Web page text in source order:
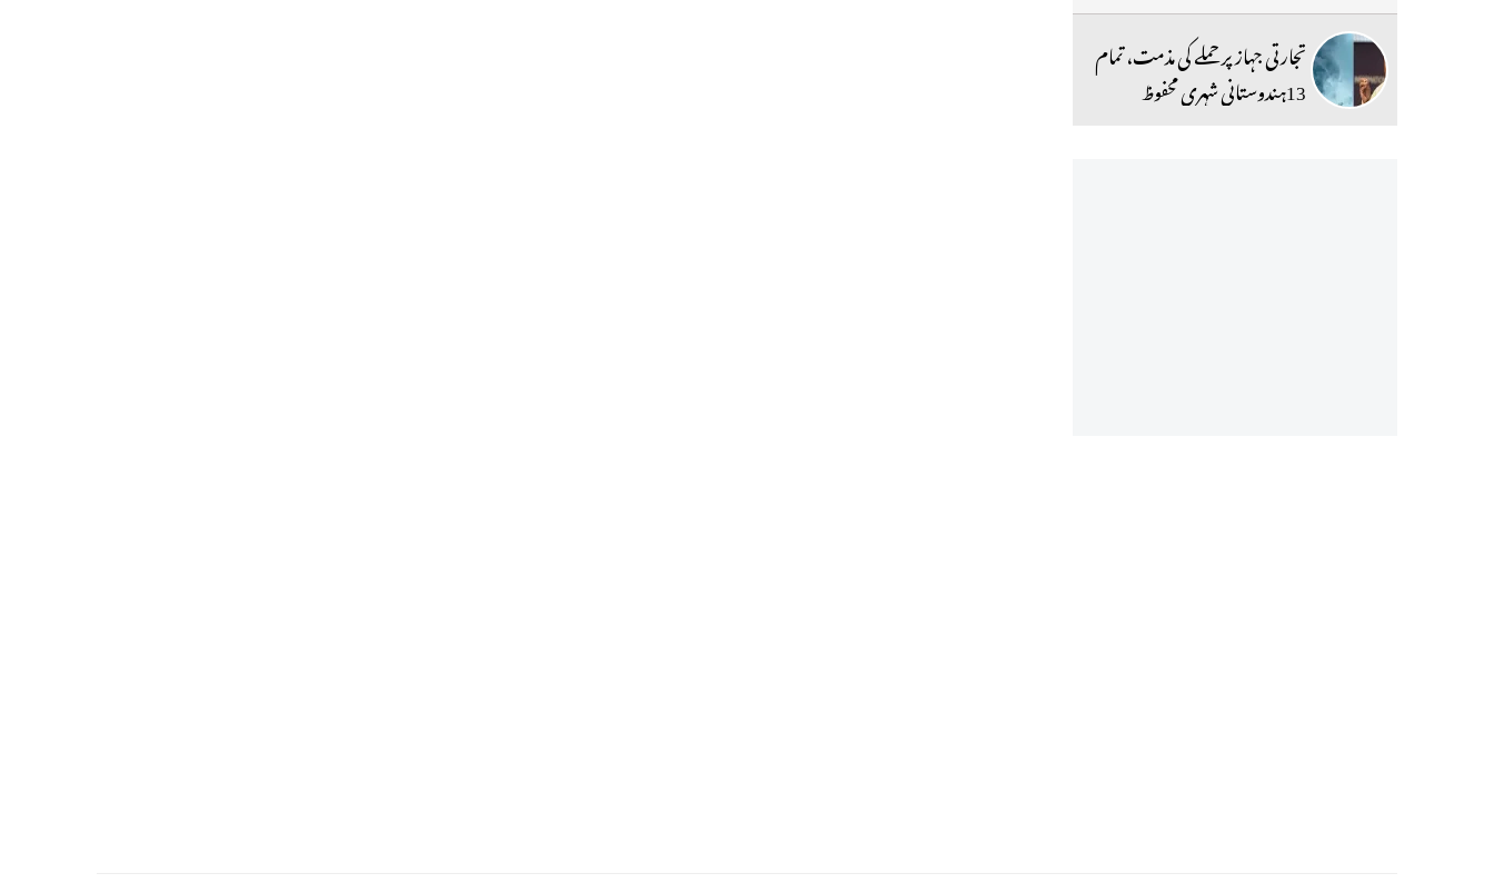
تجارتی جہاز پر حملے کی مذمت، تمام
13ہندوستانی شہری محفوظ